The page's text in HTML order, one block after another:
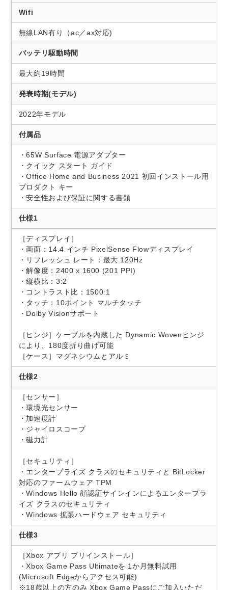
Wifi
無線LAN有り（ac／ax対応)
バッテリ駆動時間
最大約19時間
発表時期(モデル)
2022年モデル
付属品
・65W Surface 電源アダプター
・クイック スタート ガイド
・Office Home and Business 2021 初回インストール用
プロダクト キー
・安全性および保証に関する書類
仕様1
［ディスプレイ］
・画面：14.4 インチ PixelSense Flowディスプレイ
・リフレッシュ レート：最大 120Hz
・解像度：2400 x 1600 (201 PPI)
・縦横比：3:2
・コントラスト比：1500:1
・タッチ：10ポイント マルチタッチ
・Dolby Visionサポート
［ヒンジ］ケーブルを内蔵した Dynamic Wovenヒンジ
により、180度折り曲げ可能
［ケース］マグネシウムとアルミ
仕様2
［センサー］
・環境光センサー
・加速度計
・ジャイロスコープ
・磁力計
［セキュリティ］
・エンタープライズ クラスのセキュリティと BitLocker
対応のファームウェア TPM
・Windows Hello 顔認証サインインによるエンタープラ
イズ クラスのセキュリティ
・Windows 拡張ハードウェア セキュリティ
仕様3
［Xbox アプリ プリインストール］
・Xbox Game Pass Ultimateを 1か月無料試用
(Microsoft Edgeからアクセス可能)
※18歳以上の方のみ Xbox Game Passにご加入いただ